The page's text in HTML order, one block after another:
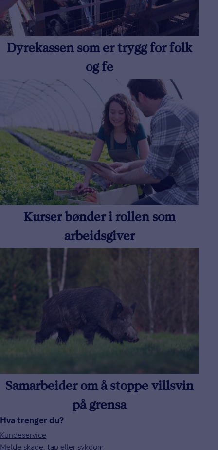
Dyrekassen som er trygg for folk
og fe
Kurser bønder i rollen som
arbeidsgiver
Samarbeider om å stoppe villsvin
på grensa
Hva trenger du?
Kundeservice
Melde skade, tap eller sykdom